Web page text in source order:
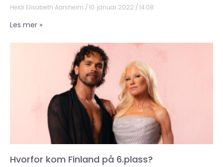
Heidi Elisabeth Aarsheim 10. januar 2022 14:08
Les mer »
Hvorfor kom Finland på 6.plass?